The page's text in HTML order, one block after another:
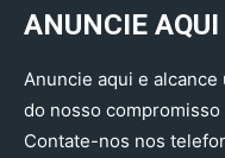
ANUNCIE AQUI
Anuncie aqui e
do nosso
Contate-nos nos